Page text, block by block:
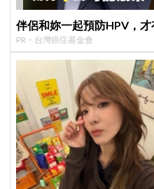
伴侶和妳一起預防HPV，才
PR・台灣癌症基金會